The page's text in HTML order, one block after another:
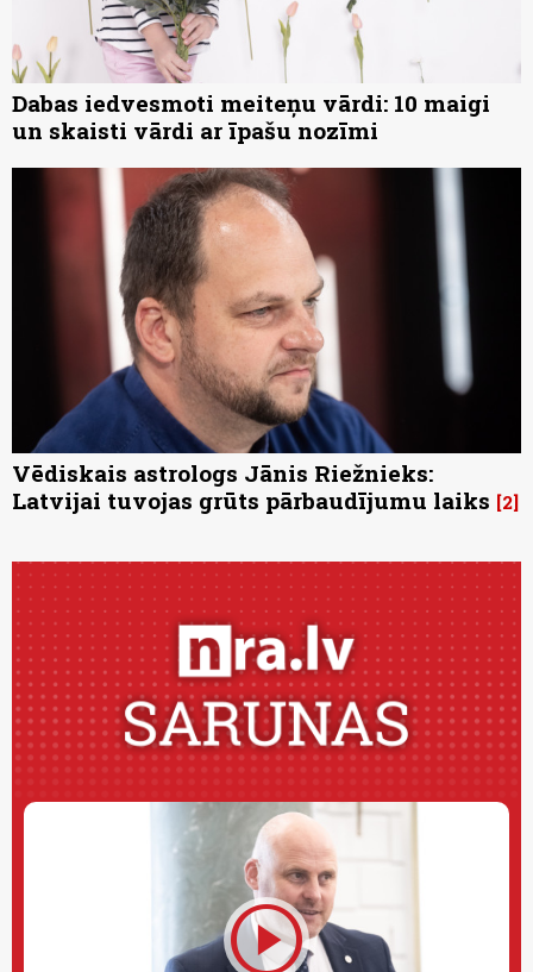
Dabas iedvesmoti meiteņu vārdi: 10 maigi
un skaisti vārdi ar īpašu nozīmi
Vēdiskais astrologs Jānis Riežnieks:
Latvijai tuvojas grūts pārbaudījumu laiks 2
play_circle